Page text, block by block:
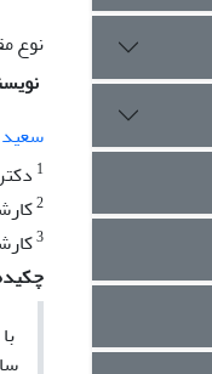
نوع
سعید
1
2
3